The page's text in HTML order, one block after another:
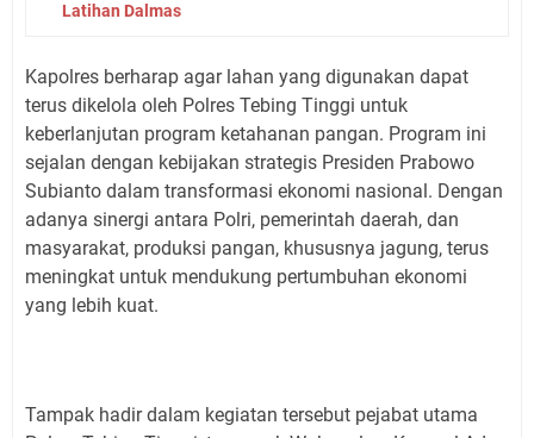
Latihan Dalmas
Kapolres berharap agar lahan yang digunakan dapat
terus dikelola oleh Polres Tebing Tinggi untuk
keberlanjutan program ketahanan pangan. Program ini
sejalan dengan kebijakan strategis Presiden Prabowo
Subianto dalam transformasi ekonomi nasional. Dengan
adanya sinergi antara Polri, pemerintah daerah, dan
masyarakat, produksi pangan, khususnya jagung, terus
meningkat untuk mendukung pertumbuhan ekonomi
yang lebih kuat.
Tampak hadir dalam kegiatan tersebut pejabat utama